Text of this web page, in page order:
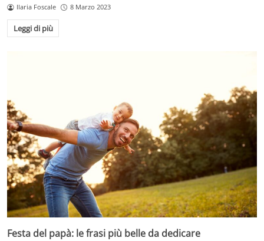
Ilaria Foscale 8 Marzo 2023
Leggi di più
Festa del papà: le frasi più belle da dedicare